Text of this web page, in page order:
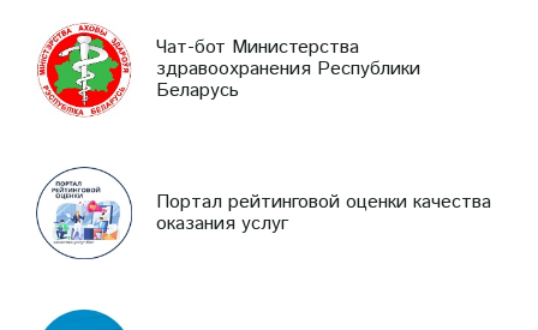
Чат-бот Министерства
здравоохранения Республики
Беларусь
Портал рейтинговой оценки качества
оказания услуг